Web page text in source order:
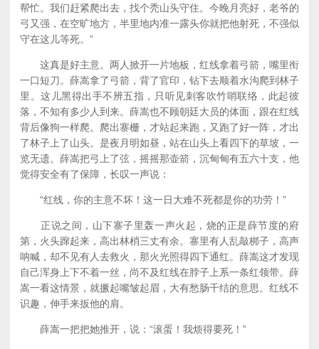
帮忙。我们赶紧爬出去，找个秃山头守住。今晚月亮好，老爷的
弓又强，在空旷地方，半里地内准一露头你就把他射死，不强似
守在这儿等死。”
这真是好主意。两人掀开一片地板，红线拿着弓箭，嘴里衔
一口短刀。薛嵩拿了弓箭，背了官印，钻下去顺着水沟爬到林子
里。这儿黑得出手不辨五指，只听见刺客吹竹哨联络，此起彼
落，不知有多少人到来。薛嵩也不顾朝廷大员的体面，跟在红线
背后像狗一样爬。爬出寨栅，才站起来跑，又跑了好一阵，才出
了林子上了山头。是夜月明如昼，站在山头上看四下的草坡，一
览无遗。薛嵩把弓上了弦，摇摇那壶箭，沉甸甸有五六十支，他
觉得安全有了保障，长叹一声说：
“红线，你的主意不坏！这一日大难不死都是你的功劳！”
正说之间，山下寨子里轰一声火起，烧的正是薛节度的府
第，火头蹿起来，高出林梢三丈有余。寨里有人乱敲梆子，高声
呐喊，却不见有人去救火，那火光照得四下通红。薛嵩这才发现
自己浑身上下不着一丝，尚不及红线在脖子上系一条红领带。薛
嵩一看这情景，就撅起嘴皱起眉，大有愁肠千结的意思。红线不
识趣，伸手来扳他的肩。
薛嵩一把把她推开，说：“滚蛋！我烦得要死！”